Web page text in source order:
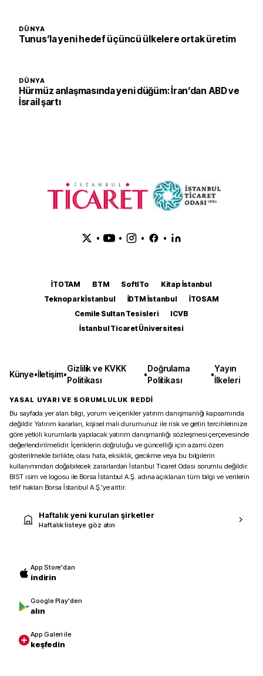
DÜNYA
Tunus’la yeni hedef üçüncü ülkelere ortak üretim
DÜNYA
Hürmüz anlaşmasında yeni düğüm: İran’dan ABD ve
İsrail şartı
• • • •
İTOTAM BTM SoftITo
Kitap İstanbul
Teknopark İstanbul
İDTM İstanbul
İTOSAM
Cemile Sultan Tesisleri
ICVB
İstanbul Ticaret Üniversitesi
Künye•İletişim•
Gizlilik ve KVKK
Politikası
•
Doğrulama
Politikası
•
Yayın
İlkeleri
YASAL UYARI VE SORUMLULUK REDDİ
Bu sayfada yer alan bilgi, yorum ve içerikler yatırım danışmanlığı kapsamında
değildir. Yatırım kararları, kişisel mali durumunuz ile risk ve getiri tercihlerinize
göre yetkili kurumlarla yapılacak yatırım danışmanlığı sözleşmesi çerçevesinde
değerlendirilmelidir. İçeriklerin doğruluğu ve güncelliği için azami özen
gösterilmekle birlikte, olası hata, eksiklik, gecikme veya bu bilgilerin
kullanımından doğabilecek zararlardan İstanbul Ticaret Odası sorumlu değildir.
BIST isim ve logosu ile Borsa İstanbul A.Ş. adına açıklanan tüm bilgi ve verilerin
telif hakları Borsa İstanbul A.Ş.’ye aittir.
Haftalık yeni kurulan şirketler
Haftalık listeye göz atın
App Store'dan
indirin
Google Play'den
alın
App Galeri ile
keşfedin